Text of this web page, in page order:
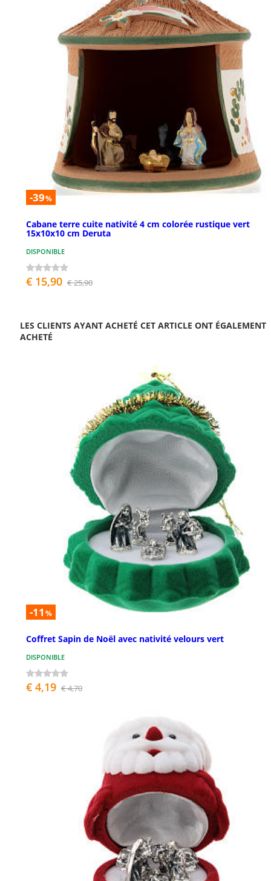
-39%
Cabane terre cuite nativité 4 cm colorée rustique vert
15x10x10 cm Deruta
DISPONIBLE
€ 15,90 € 25,90
LES CLIENTS AYANT ACHETÉ CET ARTICLE ONT ÉGALEMENT
ACHETÉ
-11 %
Coffret Sapin de Noël avec nativité velours vert
DISPONIBLE
€ 4,19 € 4,70